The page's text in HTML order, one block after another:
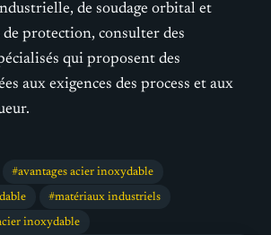
de soudage orbital et
de protection, consulter des
qui proposent des
aux exigences des process et aux
avantages acier inoxydable
matériaux industriels
inoxydable